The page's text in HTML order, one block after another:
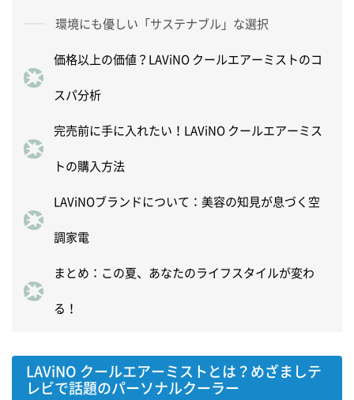
環境にも優しい「サステナブル」な選択
価格以上の価値？LAViNO クールエアーミストのコ
スパ分析
完売前に手に入れたい！LAViNO クールエアーミス
トの購入方法
LAViNOブランドについて：美容の知見が息づく空
調家電
まとめ：この夏、あなたのライフスタイルが変わ
る！
LAViNO クールエアーミストとは？めざましテ
レビで話題のパーソナルクーラー